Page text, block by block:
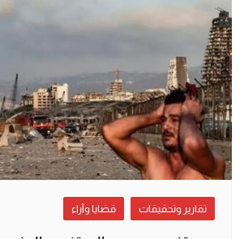
تقارير وتحقيقات قضايا وآراء